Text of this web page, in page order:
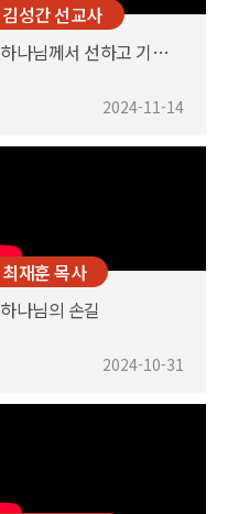
김성간 선교사
하나님께서 선하고 기쁘게 받으시는 기도
2024-11-14
최재훈 목사
하나님의 손길
2024-10-31